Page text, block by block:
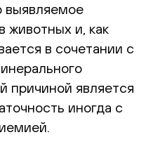
выявляемое
животных и, как
в сочетании с
причиной является
иногда с